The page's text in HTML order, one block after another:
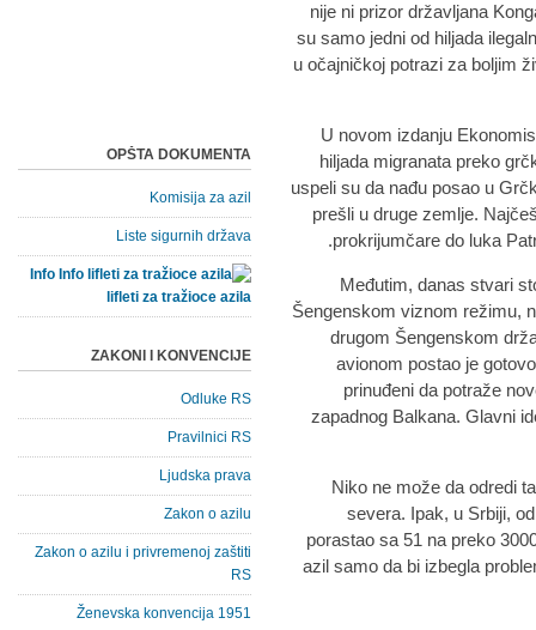
nije ni prizor državljana
su samo jedni od hiljada
u očajničkoj potrazi za boljim
U novom izdanju
hiljada migranata preko
uspeli su da nađu posao u
prešli u druge zemlje.
prokrijumčare do luka
Međutim, danas stvari
Šengenskom viznom režimu,
drugom Šengenskom
avionom postao je
prinuđeni da potraže
zapadnog Balkana. Glavni
Niko ne može da odredi
severa. Ipak, u Srbiji,
porastao sa 51 na preko
azil samo da bi izbegla
OPŠTA DOKUMENTA
Komisija za azil
Liste sigurnih država
Info
lifleti za tražioce azila
ZAKONI I KONVENCIJE
Odluke RS
Pravilnici RS
Ljudska prava
Zakon o azilu
Zakon o azilu i privremenoj zaštiti
RS
Ženevska konvencija 1951